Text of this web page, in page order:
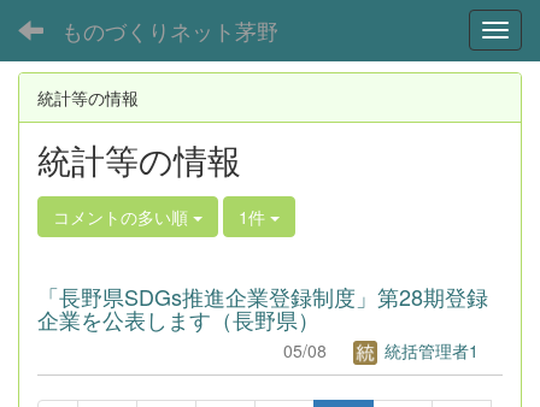
ものづくりネット茅野
統計等の情報
統計等の情報
コメントの多い順 1件
「長野県SDGs推進企業登録制度」第28期登録
企業を公表します（長野県）
05/08 統括管理者1